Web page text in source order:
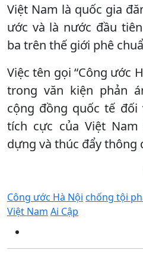
Việt Nam là quốc gia
ước và là nước đầu
ba trên thế giới phê
Việc tên gọi “Công ước
trong văn kiện phản
cộng đồng quốc tế
tích cực của Việt
dựng và thúc đẩy thông
Công ước Hà Nội chống tội
Việt Nam Ai Cập